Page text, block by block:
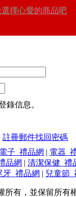
擇心愛的商品吧
錄信息。
註冊郵件找回密碼
電子_禮品網 | 電器_
品網 | 清潔保健_禮
牙_禮品網 | 兒童節
所有，並保留所有